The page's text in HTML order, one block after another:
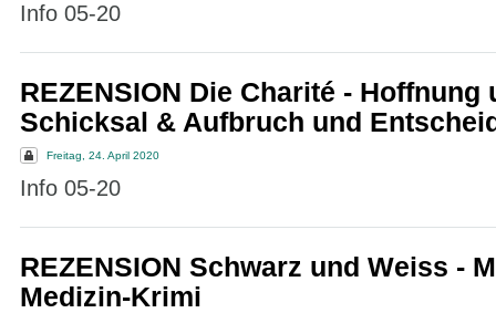
Info 05-20
REZENSION Die Charité - Hoffnung
Schicksal & Aufbruch und
Freitag, 24. April 2020
Info 05-20
REZENSION Schwarz und Weiss -
Medizin-Krimi